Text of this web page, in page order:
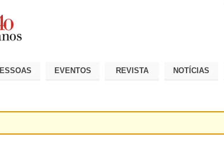
EVENTOS REVISTA NOTÍCIAS